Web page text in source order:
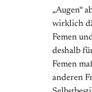
„Augen“
wirklich
Femen
deshalb
Femen
anderen